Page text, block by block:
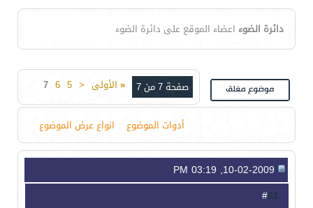
دائرة الضوء اعضاء الموقع على دائرة الضوء
صفحة 7 من 7 « الأولى <
5
6
7
أدوات الموضوع انواع عرض الموضوع
61